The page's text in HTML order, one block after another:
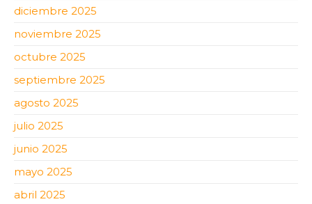
diciembre 2025
noviembre 2025
octubre 2025
septiembre 2025
agosto 2025
julio 2025
junio 2025
mayo 2025
abril 2025